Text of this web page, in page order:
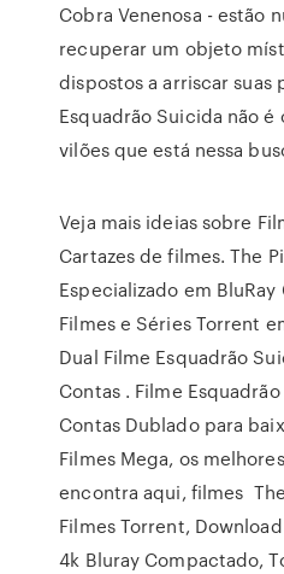
Cobra Venenosa - estão
recuperar um objeto
dispostos a arriscar suas
Esquadrão Suicida não
vilões que está nessa
Veja mais ideias sobre
Cartazes de filmes. The
Especializado em
Filmes e Séries Torrent
Dual Filme Esquadrão
Contas . Filme
Contas Dublado para
Filmes Mega, os
encontra aqui, filmes
Filmes Torrent,
4k Bluray Compactado,